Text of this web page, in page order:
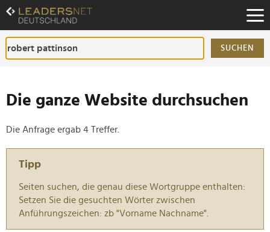
Zum
Inhalt
Zur
Fußzeilen-
Navigation
SUCHEN
Die ganze Website durchsuchen
Die Anfrage ergab 4 Treffer.
Tipp
Seiten suchen, die genau diese Wortgruppe enthalten:
Setzen Sie die gesuchten Wörter zwischen
Anführungszeichen: zb "Vorname Nachname".